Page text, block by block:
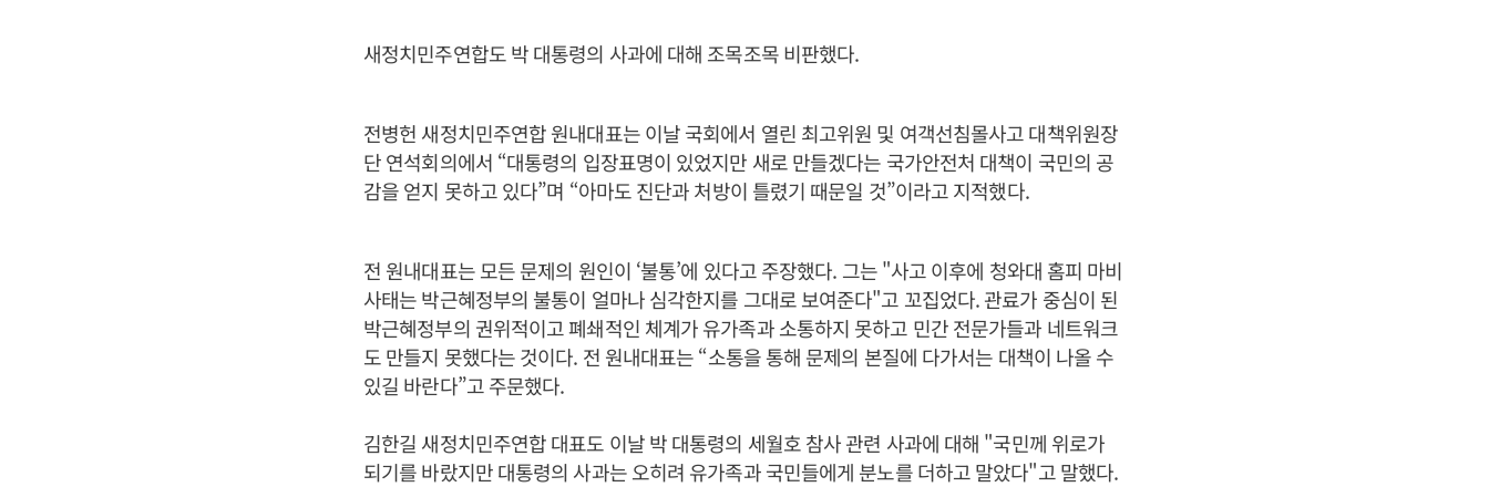
새정치민주연합도 박 대통령의 사과에 대해 조목조목 비판했다.
전병헌 새정치민주연합 원내대표는 이날 국회에서 열린 최고위원 및 여객선침몰사고 대책위원장
단 연석회의에서 “대통령의 입장표명이 있었지만 새로 만들겠다는 국가안전처 대책이 국민의 공
감을 얻지 못하고 있다”며 “아마도 진단과 처방이 틀렸기 때문일 것”이라고 지적했다.
전 원내대표는 모든 문제의 원인이 ‘불통’에 있다고 주장했다. 그는 "사고 이후에 청와대 홈피 마비
사태는 박근혜정부의 불통이 얼마나 심각한지를 그대로 보여준다"고 꼬집었다. 관료가 중심이 된
박근혜정부의 권위적이고 폐쇄적인 체계가 유가족과 소통하지 못하고 민간 전문가들과 네트워크
도 만들지 못했다는 것이다. 전 원내대표는 “소통을 통해 문제의 본질에 다가서는 대책이 나올 수
있길 바란다”고 주문했다.
김한길 새정치민주연합 대표도 이날 박 대통령의 세월호 참사 관련 사과에 대해 "국민께 위로가
되기를 바랐지만 대통령의 사과는 오히려 유가족과 국민들에게 분노를 더하고 말았다"고 말했다.